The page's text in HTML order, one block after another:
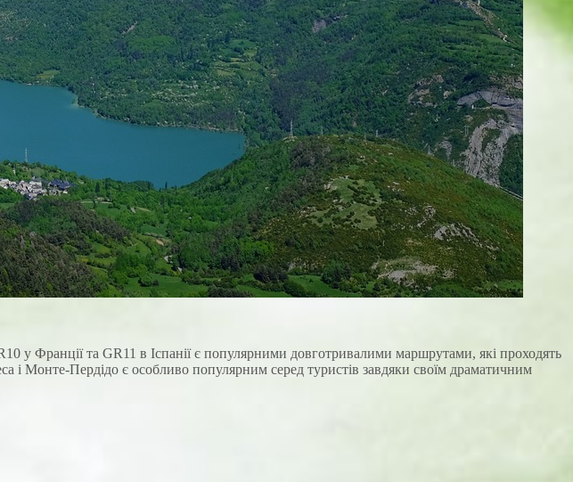
у Франції та GR11 в Іспанії є популярними довготривалими маршрутами, які проходять
Монте-Пердідо є особливо популярним серед туристів завдяки своїм драматичним